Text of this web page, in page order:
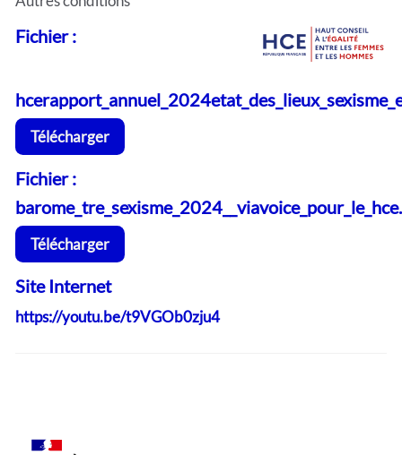
Fichier :
Télécharger
Fichier :
Télécharger
Site Internet
https://youtu.be/t9VGOb0zju4